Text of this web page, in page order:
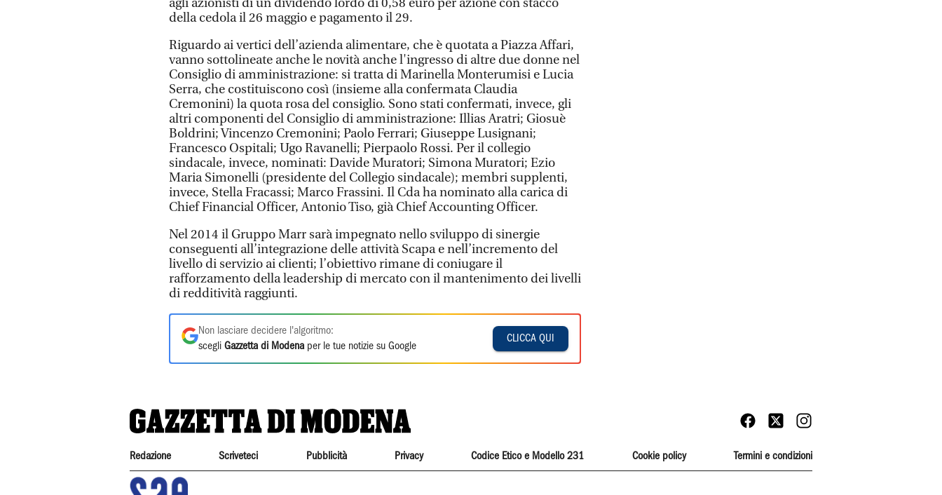
della cedola il 26 maggio e pagamento il 29.
Riguardo ai vertici dell’azienda alimentare, che è quotata a Piazza Affari,
vanno sottolineate anche le novità anche l'ingresso di altre due donne nel
Consiglio di amministrazione: si tratta di Marinella Monterumisi e Lucia
Serra, che costituiscono così (insieme alla confermata Claudia
Cremonini) la quota rosa del consiglio. Sono stati confermati, invece, gli
altri componenti del Consiglio di amministrazione: Illias Aratri; Giosuè
Boldrini; Vincenzo Cremonini; Paolo Ferrari; Giuseppe Lusignani;
Francesco Ospitali; Ugo Ravanelli; Pierpaolo Rossi. Per il collegio
sindacale, invece, nominati: Davide Muratori; Simona Muratori; Ezio
Maria Simonelli (presidente del Collegio sindacale); membri supplenti,
invece, Stella Fracassi; Marco Frassini. Il Cda ha nominato alla carica di
Chief Financial Officer, Antonio Tiso, già Chief Accounting Officer.
Nel 2014 il Gruppo Marr sarà impegnato nello sviluppo di sinergie
conseguenti all’integrazione delle attività Scapa e nell’incremento del
livello di servizio ai clienti; l’obiettivo rimane di coniugare il
rafforzamento della leadership di mercato con il mantenimento dei livelli
di redditività raggiunti.
Non lasciare decidere l'algoritmo:
scegli Gazzetta di Modena per le tue notizie su Google
CLICCA QUI
Redazione Scriveteci Pubblicità Privacy Codice Etico e Modello 231 Cookie policy Termini e condizioni